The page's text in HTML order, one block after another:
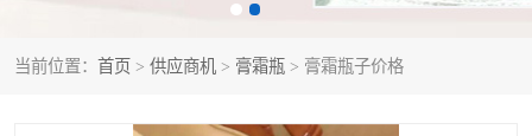
当前位置： 首页 > 供应商机 > 膏霜瓶 > 膏霜瓶子价格